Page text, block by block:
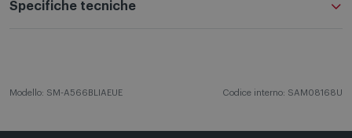
Specifiche tecniche
Modello: SM-A566BLIAEUE Codice interno: SAM08168U